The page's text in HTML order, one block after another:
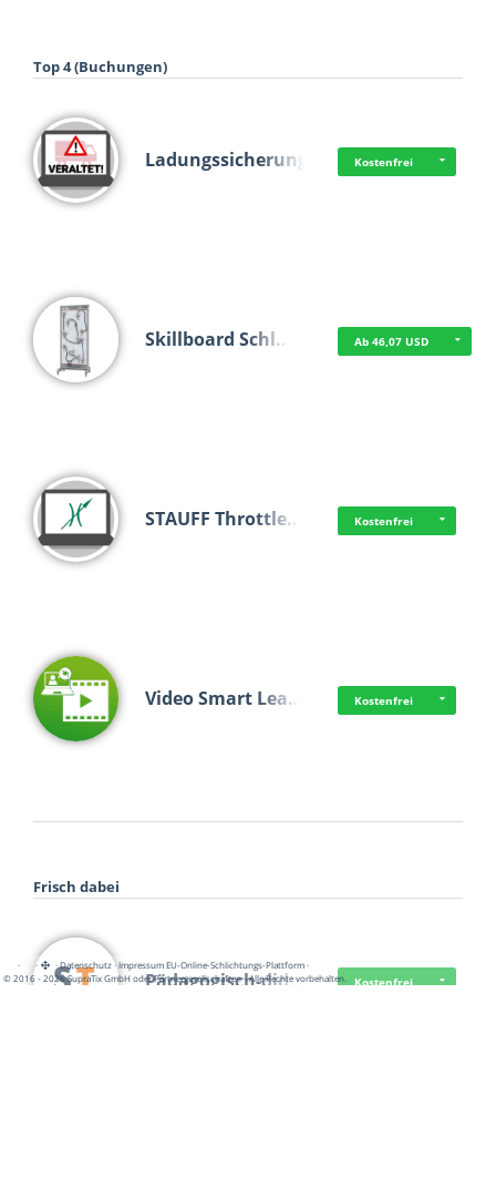
Top 4 (Buchungen)
Ladungssicherung Kostenfrei
Skillboard Schl… Ab 46,07 USD
STAUFF Throttle… Kostenfrei
Video Smart Lea… Kostenfrei
Frisch dabei
Pädagogisch-did… Kostenfrei
· · ·Datenschutz·Impressum EU-Online-Schlichtungs-Plattform·
© 2016 - 2026 SupraTix GmbH oder Partnergesellschaften - Alle Rechte vorbehalten.